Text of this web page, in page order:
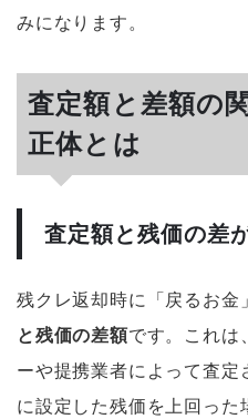
みになります。
査定額と差額の
正体とは
査定額と残価の差
残クレ返却時に「戻るお金
と残価の差額です。これは
ーや提携業者によって査
に設定した残価を上回った